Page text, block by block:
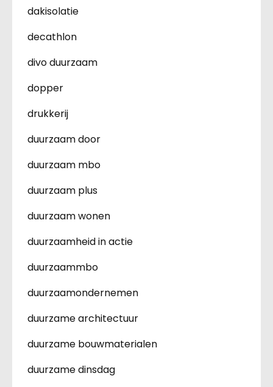
dakisolatie
decathlon
divo duurzaam
dopper
drukkerij
duurzaam door
duurzaam mbo
duurzaam plus
duurzaam wonen
duurzaamheid in actie
duurzaammbo
duurzaamondernemen
duurzame architectuur
duurzame bouwmaterialen
duurzame dinsdag